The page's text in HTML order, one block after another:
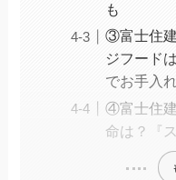
も
③富士住
ジフード
でお手入
④富士住
命は？『